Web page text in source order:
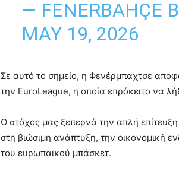
— FENERBAHÇE
MAY 19, 2026
Σε αυτό το σημείο, η Φενέρμπαχτσε
την EuroLeague, η οποία επρόκειτο να
Ο στόχος μας ξεπερνά την απλή
στη βιώσιμη ανάπτυξη, την οικονομική
του ευρωπαϊκού μπάσκετ.